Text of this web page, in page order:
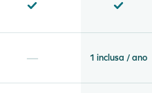
— 1 inclusa / ano